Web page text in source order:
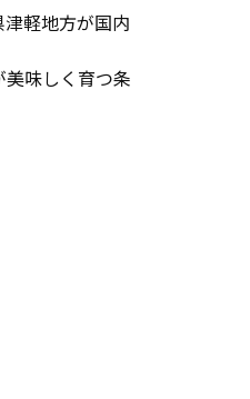
軽地方が国内
味しく育つ条